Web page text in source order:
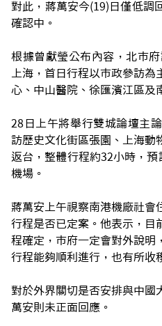
對此，蔣萬安今(19)日僅低調
確認中。
根據曾獻瑩公布內容，北市
上海，首日行程以市政參訪
心、中山醫院、徐匯濱江區及
28日上午將舉行雙城論壇主
訪歷史文化街區張園、上海動
返台，整體行程約32小時，
機場。
蔣萬安上午視察南港機廠社會
行程是否已定案。他表示，目
程確定，市府一定會對外說明
行程能夠順利進行，也有所收
對於外界關切是否安排與中國
萬安則未正面回應。